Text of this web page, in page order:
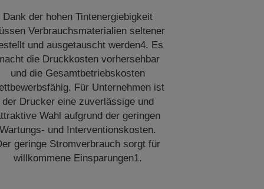
Dank der hohen Tintenergiebigkeit
Verbrauchsmaterialien seltener
und ausgetauscht werden4. Es
die Druckkosten vorhersehbar
und die Gesamtbetriebskosten
Für Unternehmen ist
der Drucker eine zuverlässige und
Wahl aufgrund der geringen
Wartungs- und Interventionskosten.
geringe Stromverbrauch sorgt für
willkommene Einsparungen1.